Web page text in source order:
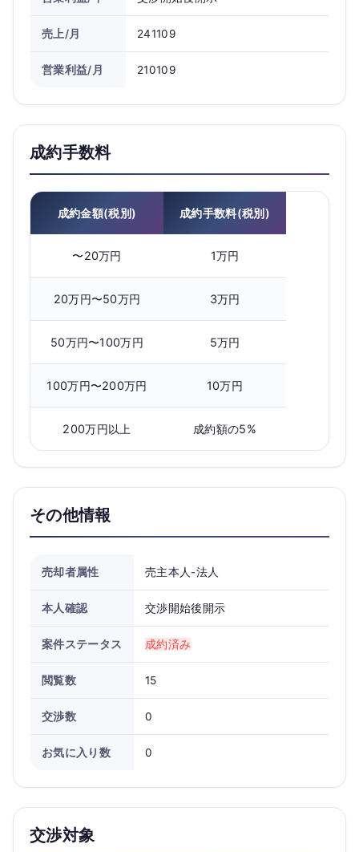
売上/月 241109
営業利益/月 210109
成約手数料
成約金額(税別) 成約手数料(税別)
〜20万円 1万円
20万円〜50万円 3万円
50万円〜100万円 5万円
100万円〜200万円 10万円
200万円以上 成約額の5%
その他情報
売却者属性 売主本人-法人
本人確認 交渉開始後開示
案件ステータス 成約済み
閲覧数 15
交渉数 0
お気に入り数 0
交渉対象